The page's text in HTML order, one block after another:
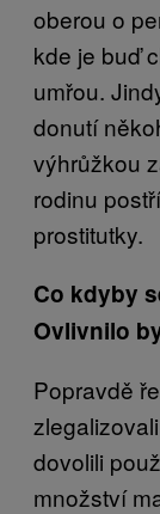
oberou o
kde je buď
umřou.
donutí
výhrůžkou
rodinu
prostitutky.
Co kdyby
Ovlivnilo
Popravdě
dovolili
množství